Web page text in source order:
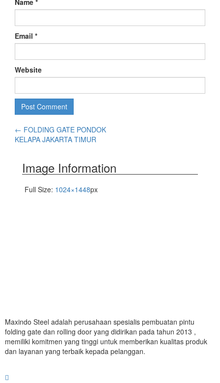
Name *
Email *
Website
← FOLDING GATE PONDOK
KELAPA JAKARTA TIMUR
Image Information
Full Size: 1024×1448px
Maxindo Steel adalah perusahaan spesialis pembuatan pintu
folding gate dan rolling door yang didirikan pada tahun 2013 ,
memiliki komitmen yang tinggi untuk memberikan kualitas produk
dan layanan yang terbaik kepada pelanggan.